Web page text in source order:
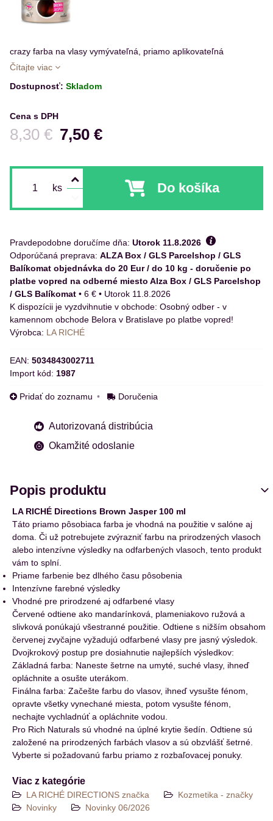
crazy farba na vlasy vymývateľná, priamo aplikovateľná
Čítajte viac
Dostupnosť: Skladom
Cena s DPH
7,50 €
Pred zľavou:
8,30 €
ks Do košíka
Pravdepodobne doručíme dňa: Utorok 11.8.2026
ALZA Box / GLS Parcelshop / GLS
Balíkomat objednávka do 20 Eur / do 10 kg - doručenie po
platbe vopred na odberné miesto Alza Box / GLS Parcelshop
/ GLS Balíkomat • 6 € • Utorok 11.8.2026
Osobný odber - v
kamennom obchode Belora v Bratislave po platbe vopred!
Výrobca: LA RICHÉ
EAN: 5034843002711
Import kód: 1987
Pridať do zoznamu Doručenia
Autorizovaná distribúcia
Okamžité odoslanie
Popis produktu
LA RICHÉ Directions Brown Jasper 100 ml
Táto priamo pôsobiaca farba je vhodná na použitie v salóne aj
doma. Či už potrebujete zvýrazniť farbu na prirodzených vlasoch
alebo intenzívne výsledky na odfarbených vlasoch, tento produkt
vám to splní.
Priame farbenie bez dlhého času pôsobenia
Intenzívne farebné výsledky
Vhodné pre prirodzené aj odfarbené vlasy
Červené odtiene ako mandarínková, plameniakovo ružová a
slivková ponúkajú všestranné použitie. Odtiene s nižším obsahom
červenej zvyčajne vyžadujú odfarbené vlasy pre jasný výsledok.
Dvojkrokový postup pre dosiahnutie najlepších výsledkov:
Základná farba: Naneste šetrne na umyté, suché vlasy, ihneď
opláchnite a osušte uterákom.
Finálna farba: Začešte farbu do vlasov, ihneď vysušte fénom,
opravte všetky vynechané miesta, potom vysušte fénom,
nechajte vychladnúť a opláchnite vodou.
Pro Rich Naturals sú vhodné na úplné krytie šedín. Odtiene sú
založené na prirodzených farbách vlasov a sú obzvlášť šetrné.
Vyberte si požadovanú farbu priamo z rozbaľovacej ponuky.
Viac z kategórie
LA RICHÉ DIRECTIONS značka
Kozmetika - značky
Novinky
Novinky 06/2026